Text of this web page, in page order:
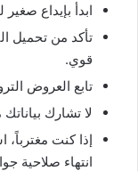
ابدأ بإيداع صغير
تأكد من تحميل
قوي.
تابع العروض
لا تشارك
إذا كنت
انتهاء صلاحية